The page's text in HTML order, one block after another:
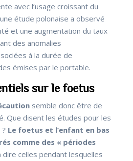
avec l’usage croissant du
étude polonaise a observé
et une augmentation du taux
des anomalies
à la durée de
émises par le portable.
sur le foetus
semble donc être de
Que disent les études pour les
Le foetus et l’enfant en bas
comme des « périodes
dire celles pendant lesquelles